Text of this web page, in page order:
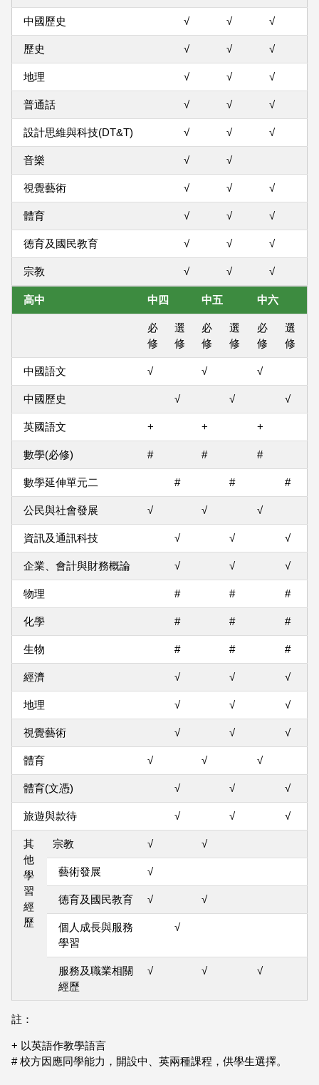
中國歷史 √ √ √
歷史 √ √ √
地理 √ √ √
普通話 √ √ √
設計思維與科技(DT&T) √ √ √
音樂 √ √
視覺藝術 √ √ √
體育 √ √ √
德育及國民教育 √ √ √
宗教 √ √ √
高中 中四 中五 中六
必
修
選
修
必
修
選
修
必
修
選
修
中國語文 √ √ √
中國歷史 √ √ √
英國語文 + + +
數學(必修) # # #
數學延伸單元二 # # #
公民與社會發展 √ √ √
資訊及通訊科技 √ √ √
企業、會計與財務概論 √ √ √
物理 # # #
化學 # # #
生物 # # #
經濟 √ √ √
地理 √ √ √
視覺藝術 √ √ √
體育 √ √ √
體育(文憑) √ √ √
旅遊與款待 √ √ √
其
他
學
習
經
歷
宗教 √ √
藝術發展 √
德育及國民教育 √ √
個人成長與服務
學習
√
服務及職業相關
經歷
√ √ √
註：
+ 以英語作教學語言
# 校方因應同學能力，開設中、英兩種課程，供學生選擇。